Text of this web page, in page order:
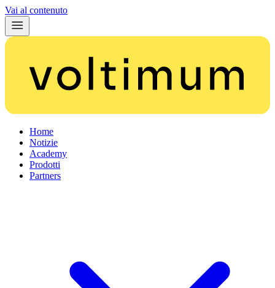
Vai al contenuto
Home
Notizie
Academy
Prodotti
Partners